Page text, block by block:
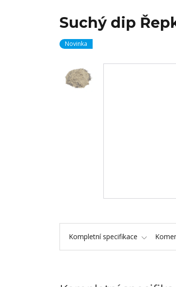
Suchý dip
Novinka
Kompletní specifikace